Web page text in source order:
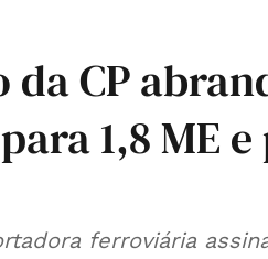
da CP
1,8 ME
ferroviária